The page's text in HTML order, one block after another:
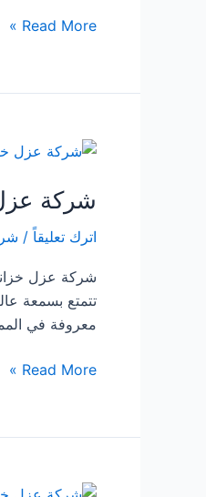
شركة
بثلوث
Read More »
شركة
اترك تعليقاً /
تتمتع بسمعة
معروفة في
شركة
فى
عسير
Read More »